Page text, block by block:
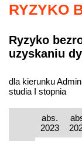
RYZYKO
Ryzyko
uzyskaniu
dla kierunku
studia I stopnia
abs.
2023